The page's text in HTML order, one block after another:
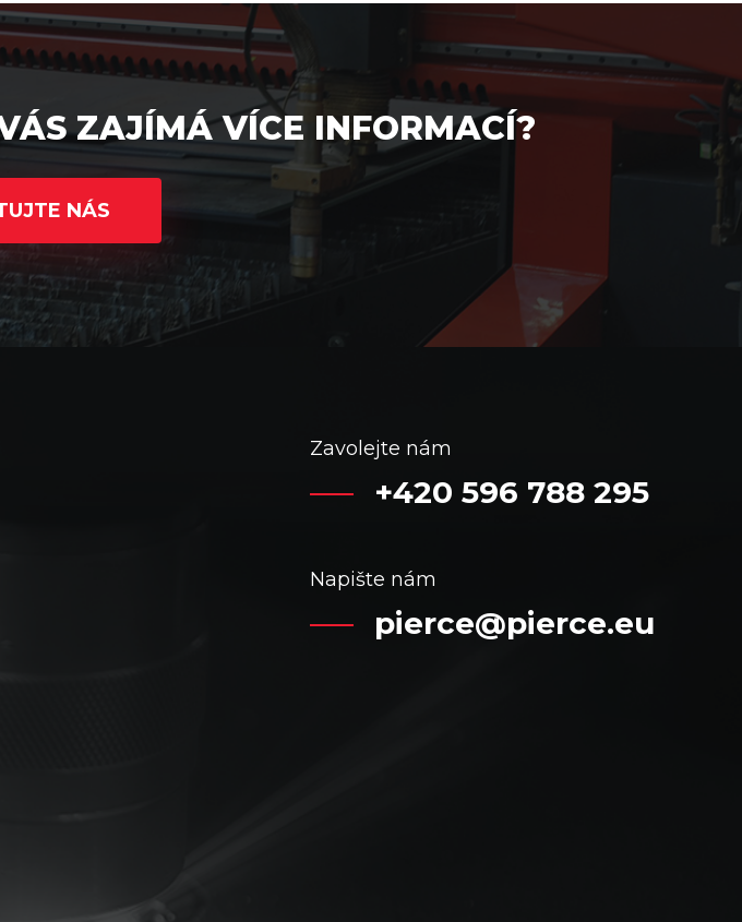
ZAJÍMÁ VÍCE INFORMACÍ?
NÁS
Zavolejte nám
+420 596 788 295
Napište nám
pierce@pierce.eu